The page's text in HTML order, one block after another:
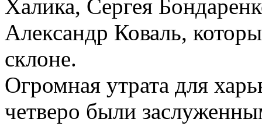
Халика, Сергея
Александр Коваль,
склоне.
Огромная утрата для
четверо были